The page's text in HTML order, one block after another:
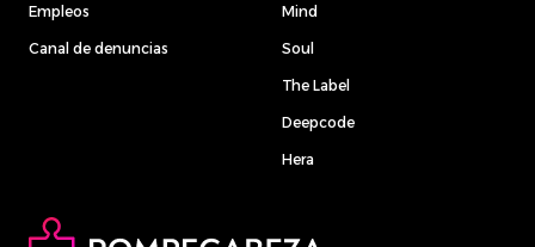
Empleos
Canal de denuncias
Mind
Soul
The Label
Deepcode
Hera